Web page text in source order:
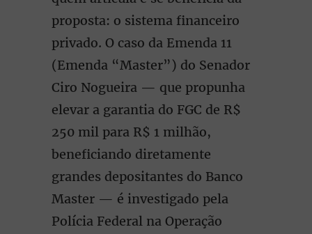
proposta: o sistema financeiro
privado. O caso da Emenda 11
(Emenda “Master”) do Senador
Ciro Nogueira — que propunha
elevar a garantia do FGC de R$
250 mil para R$ 1 milhão,
beneficiando diretamente
grandes depositantes do Banco
Master — é investigado pela
Polícia Federal na Operação